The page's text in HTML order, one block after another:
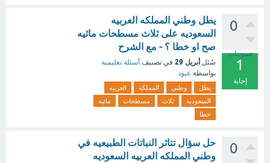
0
تصويتات
1
إجابة
يطل وطني المملكه العربيه
السعوديه على ثلاث مسطحات مائيه
صح او خطا ؟ - مع الشرح
سُئل أبريل 29 في تصنيف أسئلة تعليمية
بواسطة عبود
يطل وطني المملكه
العربيه
السعوديه
ثلاث مسطحات
مائيه
خطا
0
حل سؤال تتاثر النباتات الطبيعيه في
وطني المملكه العربيه السعوديه